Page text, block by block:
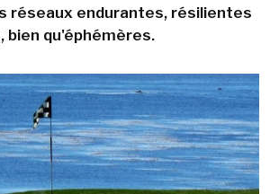
réseaux endurantes, résilientes
bien qu'éphémères.